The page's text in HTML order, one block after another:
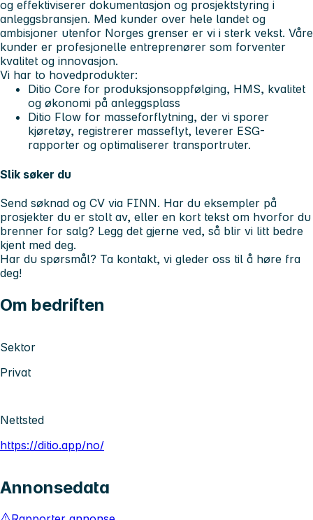
og effektiviserer dokumentasjon og prosjektstyring i
anleggsbransjen. Med kunder over hele landet og
ambisjoner utenfor Norges grenser er vi i sterk vekst. Våre
kunder er profesjonelle entreprenører som forventer
kvalitet og innovasjon.
Vi har to hovedprodukter:
Ditio Core for produksjonsoppfølging, HMS, kvalitet
og økonomi på anleggsplass
Ditio Flow for masseforflytning, der vi sporer
kjøretøy, registrerer masseflyt, leverer ESG-
rapporter og optimaliserer transportruter.
Slik søker du
Send søknad og CV via FINN. Har du eksempler på
prosjekter du er stolt av, eller en kort tekst om hvorfor du
brenner for salg? Legg det gjerne ved, så blir vi litt bedre
kjent med deg.
Har du spørsmål? Ta kontakt, vi gleder oss til å høre fra
deg!
Om bedriften
Sektor
Privat
Nettsted
https://ditio.app/no/
Annonsedata